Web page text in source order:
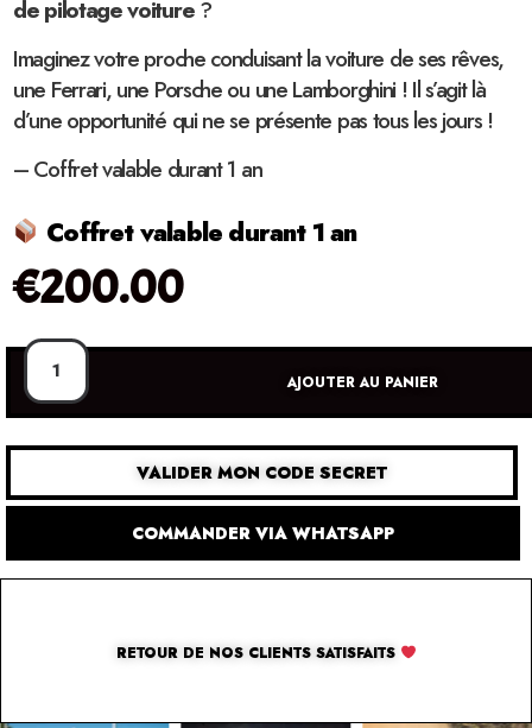
de pilotage voiture?
Imaginez votre proche conduisant la voiture de ses rêves,
une Ferrari, une Porsche ou une Lamborghini ! Il s’agit là
d’une opportunité qui ne se présente pas tous les jours !
– Coffret valable durant 1 an
Coffret valable durant 1 an
€200.00
AJOUTER AU PANIER
VALIDER MON CODE SECRET
COMMANDER VIA WHATSAPP
RETOUR DE NOS CLIENTS SATISFAITS